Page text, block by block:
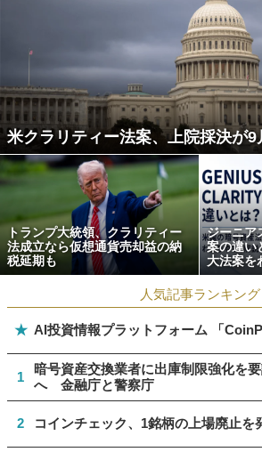
米クラリティー法案、上院採決が
トランプ大統領、クラリティー
法成立なら仮想通貨売却益の納
税延期も
ジーニア
案の違い
大法案を
人気記事ランキング
★ AI投資情報プラットフォーム 「
1
暗号資産交換業者に出庫制限強化を
へ 金融庁と警察庁
2 コインチェック、1銘柄の上場廃止を